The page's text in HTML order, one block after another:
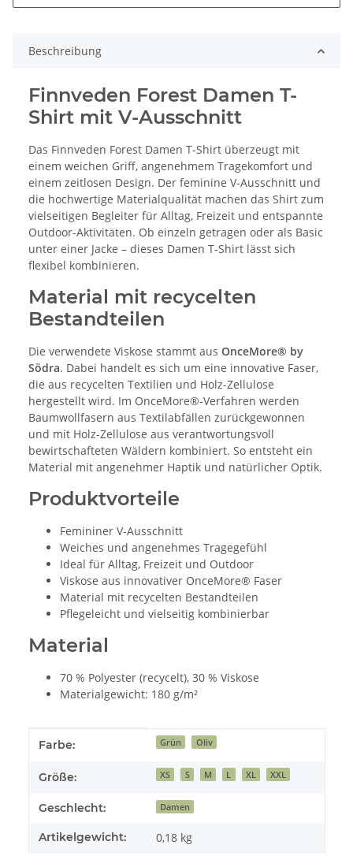
Beschreibung
Finnveden Forest Damen T-
Shirt mit V-Ausschnitt
Das Finnveden Forest Damen T-Shirt überzeugt mit
einem weichen Griff, angenehmem Tragekomfort und
einem zeitlosen Design. Der feminine V-Ausschnitt und
die hochwertige Materialqualität machen das Shirt zum
vielseitigen Begleiter für Alltag, Freizeit und entspannte
Outdoor-Aktivitäten. Ob einzeln getragen oder als Basic
unter einer Jacke – dieses Damen T-Shirt lässt sich
flexibel kombinieren.
Material mit recycelten
Bestandteilen
Die verwendete Viskose stammt aus OnceMore® by
Södra. Dabei handelt es sich um eine innovative Faser,
die aus recycelten Textilien und Holz-Zellulose
hergestellt wird. Im OnceMore®-Verfahren werden
Baumwollfasern aus Textilabfällen zurückgewonnen
und mit Holz-Zellulose aus verantwortungsvoll
bewirtschafteten Wäldern kombiniert. So entsteht ein
Material mit angenehmer Haptik und natürlicher Optik.
Produktvorteile
Femininer V-Ausschnitt
Weiches und angenehmes Tragegefühl
Ideal für Alltag, Freizeit und Outdoor
Viskose aus innovativer OnceMore® Faser
Material mit recycelten Bestandteilen
Pflegeleicht und vielseitig kombinierbar
Material
70 % Polyester (recycelt), 30 % Viskose
Materialgewicht: 180 g/m²
Produkteigenschaft
Wert
Farbe: Grün Oliv
Größe: XS S M L XL XXL
Geschlecht: Damen
Artikelgewicht: 0,18 kg